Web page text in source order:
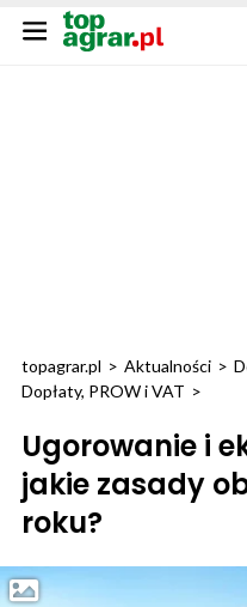
topagrar.pl > Aktualności >
Dopłaty, PROW i VAT >
Ugorowanie i
jakie zasady
roku?